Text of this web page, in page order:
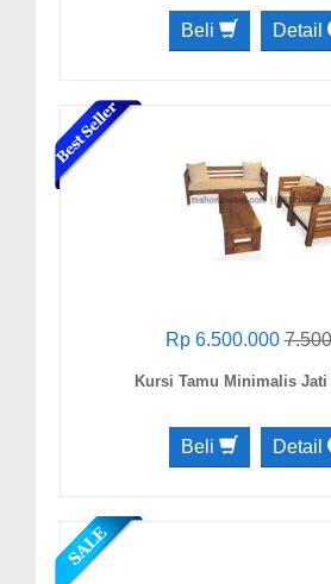
Beli Detail
Rp 6.500.000
Kursi Tamu Minimalis Jati
Beli Detail